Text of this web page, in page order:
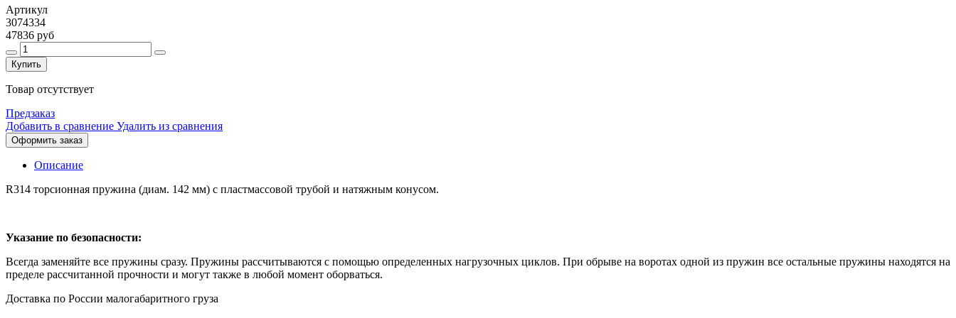
Артикул
3074334
47836 руб
Купить
Товар отсутствует
Предзаказ
Добавить в сравнение Удалить из сравнения
Оформить заказ
Описание
R314 торсионная пружина (диам. 142 мм) с пластмассовой трубой и натяжным конусом.
Указание по безопасности:
Всегда заменяйте все пружины сразу. Пружины рассчитываются с помощью определенных нагрузочных циклов. При обрыве на воротах одной из пружин все остальные пружины находятся на
пределе рассчитанной прочности и могут также в любой момент оборваться.
Доставка по России малогабаритного груза